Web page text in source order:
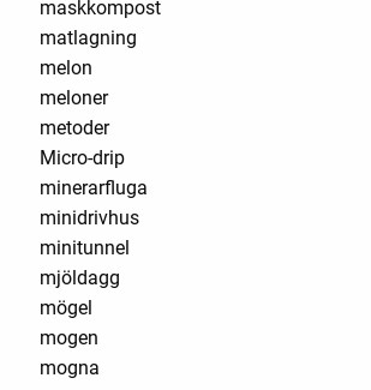
maskkompost
matlagning
melon
meloner
metoder
Micro-drip
minerarfluga
minidrivhus
minitunnel
mjöldagg
mögel
mogen
mogna